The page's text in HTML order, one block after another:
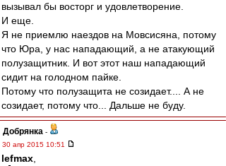
вызывал бы восторг и удовлетворение.
И еще.
Я не приемлю наездов на Мовсисяна, потому
что Юра, у нас нападающий, а не атакующий
полузащитник. И вот этот наш нападающий
сидит на голодном пайке.
Потому что полузащита не созидает.... А не
созидает, потому что... Дальше не буду.
Добрянка -
30 апр 2015 10:51
lefmax